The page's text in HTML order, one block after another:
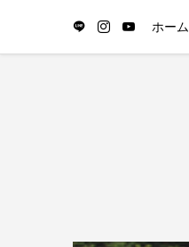
ホーム